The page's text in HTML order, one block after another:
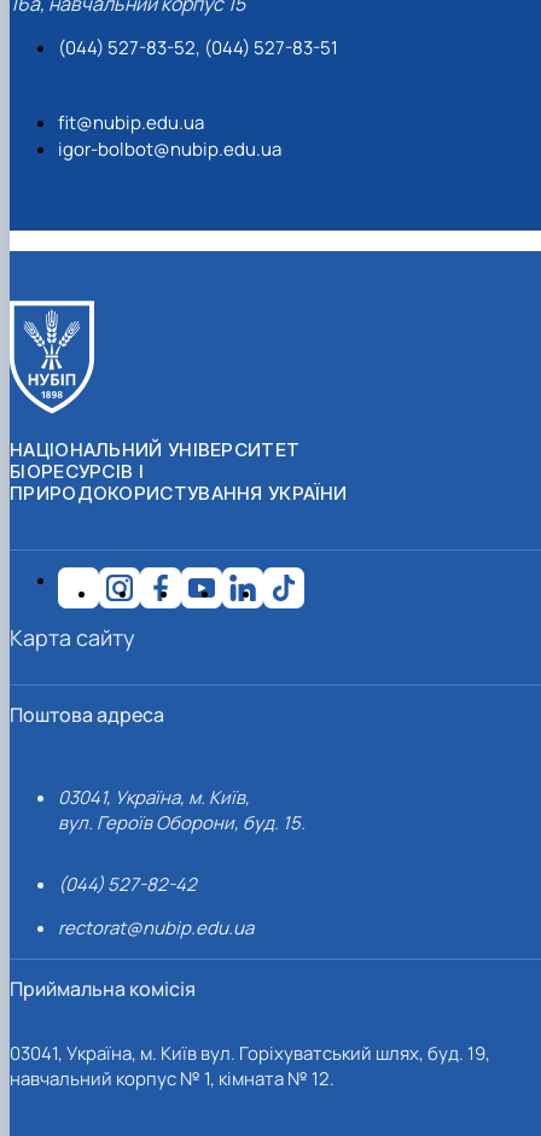
(044) 527-83-52, (044) 527-83-51
fit@nubip.edu.ua
igor-bolbot@nubip.edu.ua
НАЦІОНАЛЬНИЙ УНІВЕРСИТЕТ
БІОРЕСУРСІВ І
ПРИРОДОКОРИСТУВАННЯ УКРАЇНИ
Поштова адреса
03041, Україна, м. Київ,
вул. Героїв Оборони, буд. 15.
(044) 527-82-42
rectorat@nubip.edu.ua
Приймальна комісія
03041, Україна, м. Київ вул. Горіхуватський шлях, буд. 19,
навчальний корпус № 1, кімната № 12.
Карта сайту